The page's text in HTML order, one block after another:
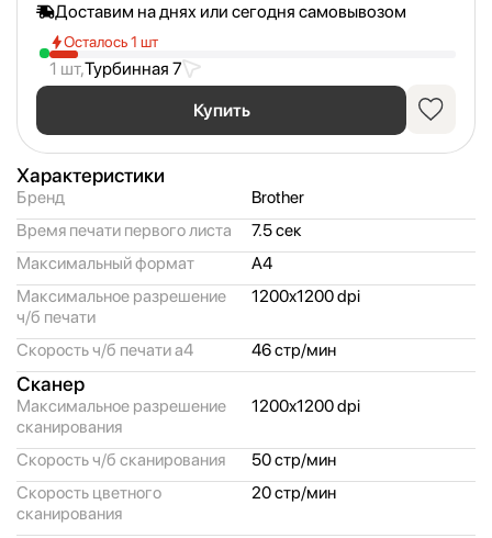
Доставим на днях или сегодня самовывозом
Осталось 1 шт
1 шт,Турбинная 7
Купить
Характеристики
Бренд
Brother
Время печати первого листа
7.5 сек
Максимальный формат
A4
Максимальное разрешение
ч/б печати
1200x1200 dpi
Скорость ч/б печати a4 46 стр/мин
Сканер
Максимальное разрешение
сканирования
1200x1200 dpi
Скорость ч/б сканирования 50 стр/мин
Скорость цветного
сканирования
20 стр/мин